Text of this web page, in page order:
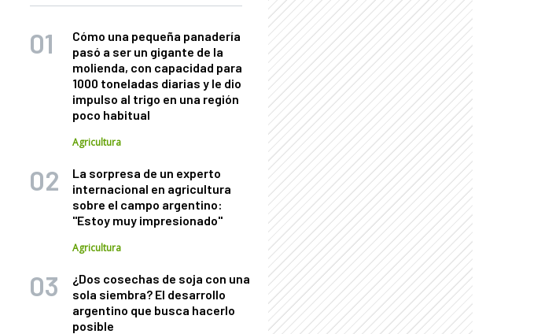
Cómo una pequeña panadería
pasó a ser un gigante de la
molienda, con capacidad para
1000 toneladas diarias y le dio
impulso al trigo en una región
poco habitual
Agricultura
La sorpresa de un experto
internacional en agricultura
sobre el campo argentino:
"Estoy muy impresionado"
Agricultura
¿Dos cosechas de soja con una
sola siembra? El desarrollo
argentino que busca hacerlo
posible